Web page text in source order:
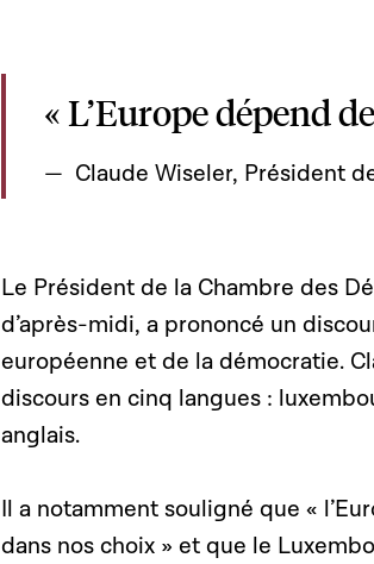
« L’Europe dépend
Claude Wiseler, Président
Le Président de la Chambre des
d’après-midi, a prononcé un
européenne et de la démocratie.
discours en cinq langues :
anglais.
Il a notamment souligné que «
dans nos choix » et que le